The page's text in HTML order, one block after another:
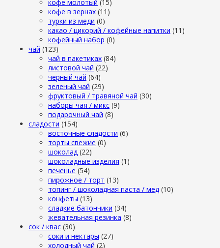
кофе молотый (15)
кофе в зернах (11)
турки из меди (0)
какао / цикорий / кофейные напитки (11)
кофейный набор (0)
чай (123)
чай в пакетиках (84)
листовой чай (22)
черный чай (64)
зеленый чай (29)
фруктовый / травяной чай (30)
наборы чая / микс (9)
подарочный чай (8)
сладости (154)
восточные сладости (6)
торты свежие (0)
шоколад (22)
шоколадные изделия (1)
печенье (54)
пирожное / торт (13)
топинг / шоколадная паста / мед (10)
конфеты (13)
сладкие батончики (34)
жевательная резинка (8)
сок / квас (30)
соки и нектары (27)
холодный чай (2)